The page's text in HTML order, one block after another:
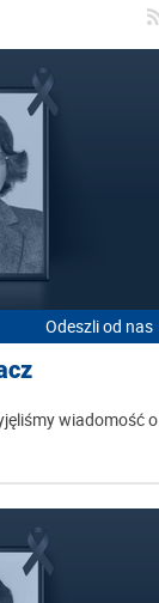
Odeszli od nas
wiadomość o